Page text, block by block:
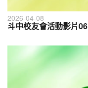
2026-04-08
斗中校友會活動影片06